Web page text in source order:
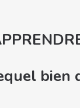
bien